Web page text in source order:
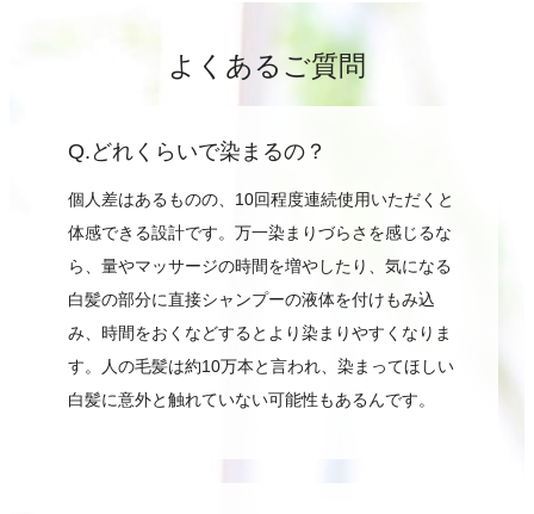
よくあるご質問
Q.どれくらいで染まるの？
個人差はあるものの、10回程度連続使用いただくと
体感できる設計です。万一染まりづらさを感じるな
ら、量やマッサージの時間を増やしたり、気になる
白髪の部分に直接シャンプーの液体を付けもみ込
み、時間をおくなどするとより染まりやすくなりま
す。人の毛髪は約10万本と言われ、染まってほしい
白髪に意外と触れていない可能性もあるんです。